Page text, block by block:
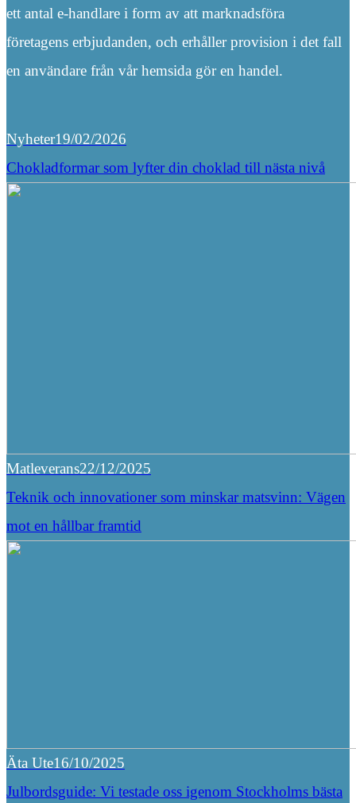
ett antal e-handlare i form av att marknadsföra
företagens erbjudanden, och erhåller provision i det fall
en användare från vår hemsida gör en handel.
Nyheter19/02/2026
Chokladformar som lyfter din choklad till nästa nivå
Matleverans22/12/2025
Teknik och innovationer som minskar matsvinn: Vägen
mot en hållbar framtid
Äta Ute16/10/2025
Julbordsguide: Vi testade oss igenom Stockholms bästa